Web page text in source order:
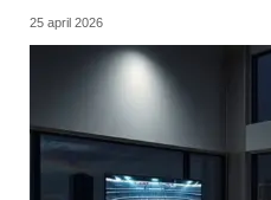
25 april 2026